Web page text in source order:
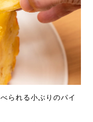
られる小ぶりのパイ